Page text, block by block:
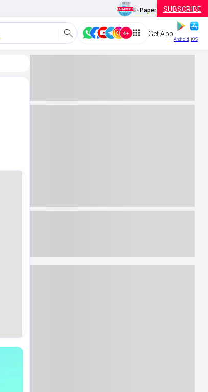
E-Paper SUBSCRIBE
Get App
Android iOS